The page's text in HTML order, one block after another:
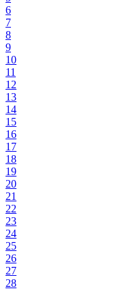
6
7
8
9
10
11
12
13
14
15
16
17
18
19
20
21
22
23
24
25
26
27
28